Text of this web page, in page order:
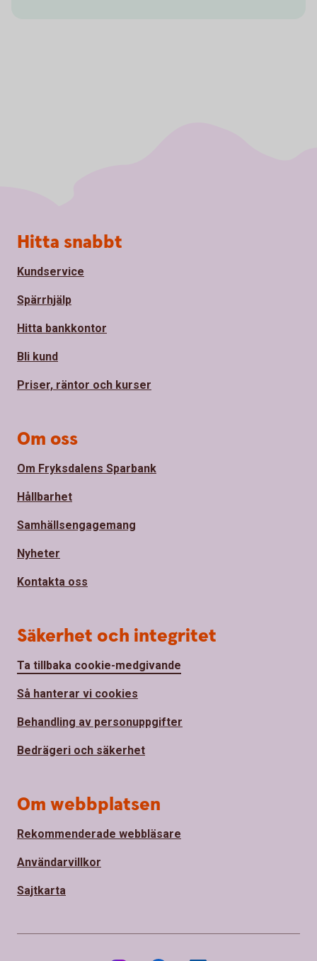
Sidfot
Hitta snabbt
Kundservice
Spärrhjälp
Hitta bankkontor
Bli kund
Priser, räntor och kurser
Om oss
Om Fryksdalens Sparbank
Hållbarhet
Samhällsengagemang
Nyheter
Kontakta oss
Säkerhet och integritet
Ta tillbaka cookie-medgivande
Så hanterar vi cookies
Behandling av personuppgifter
Bedrägeri och säkerhet
Om webbplatsen
Rekommenderade webbläsare
Användarvillkor
Sajtkarta